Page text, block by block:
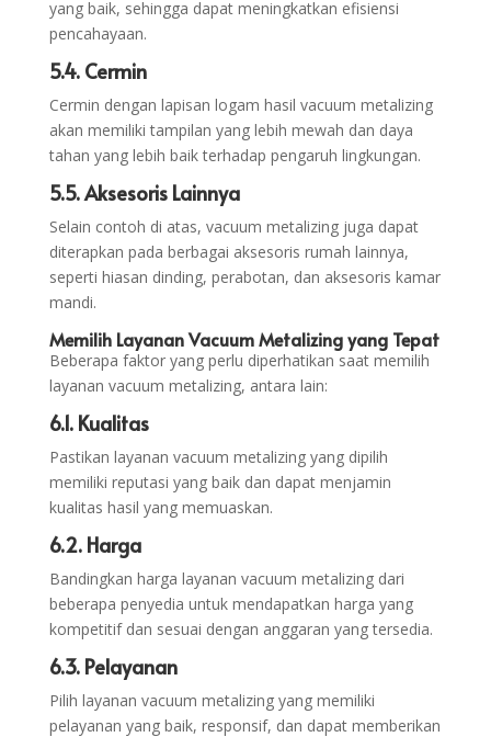
yang baik, sehingga dapat meningkatkan efisiensi
pencahayaan.
5.4. Cermin
Cermin dengan lapisan logam hasil vacuum metalizing
akan memiliki tampilan yang lebih mewah dan daya
tahan yang lebih baik terhadap pengaruh lingkungan.
5.5. Aksesoris Lainnya
Selain contoh di atas, vacuum metalizing juga dapat
diterapkan pada berbagai aksesoris rumah lainnya,
seperti hiasan dinding, perabotan, dan aksesoris kamar
mandi.
Memilih Layanan Vacuum Metalizing yang Tepat
Beberapa faktor yang perlu diperhatikan saat memilih
layanan vacuum metalizing, antara lain:
6.1. Kualitas
Pastikan layanan vacuum metalizing yang dipilih
memiliki reputasi yang baik dan dapat menjamin
kualitas hasil yang memuaskan.
6.2. Harga
Bandingkan harga layanan vacuum metalizing dari
beberapa penyedia untuk mendapatkan harga yang
kompetitif dan sesuai dengan anggaran yang tersedia.
6.3. Pelayanan
Pilih layanan vacuum metalizing yang memiliki
pelayanan yang baik, responsif, dan dapat memberikan